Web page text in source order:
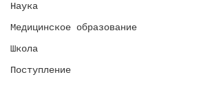
Наука
Медицинское образование
Школа
Поступление